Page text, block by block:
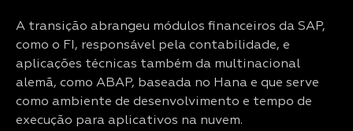
A transição abrangeu módulos financeiros da SAP,
como o FI, responsável pela contabilidade, e
aplicações técnicas também da multinacional
alemã, como ABAP, baseada no Hana e que serve
como ambiente de desenvolvimento e tempo de
execução para aplicativos na nuvem.